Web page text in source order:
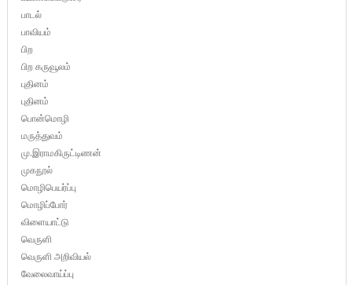
பாடல்
பாவியம்
பிற
பிற கருவூலம்
புதினம்
புதினம்
பொன்மொழி
மருத்துவம்
மு.இராமகிருட்டிணன்
முகநூல்
மொழிபெயர்ப்பு
மொழிப்போர்
விளையாட்டு
வெருளி
வெருளி அறிவியல்
வேலைவாய்ப்பு